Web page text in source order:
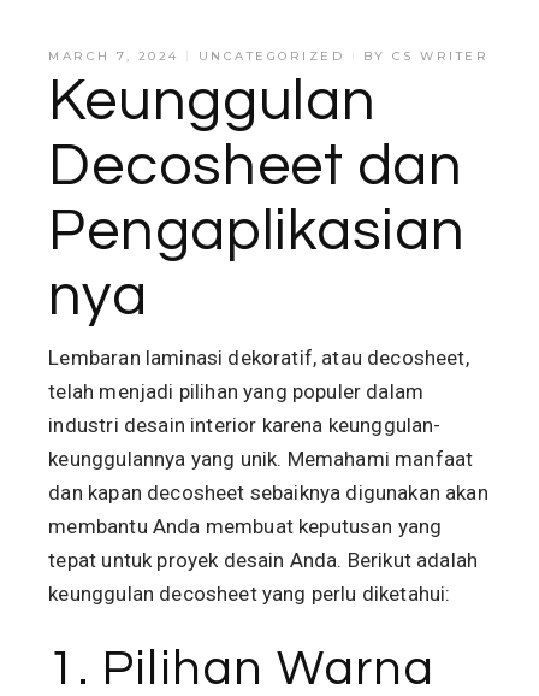
MARCH 7, 2024 UNCATEGORIZED BY CS WRITER
Keunggulan
Decosheet dan
Pengaplikasian
nya
Lembaran laminasi dekoratif, atau decosheet,
telah menjadi pilihan yang populer dalam
industri desain interior karena keunggulan-
keunggulannya yang unik. Memahami manfaat
dan kapan decosheet sebaiknya digunakan akan
membantu Anda membuat keputusan yang
tepat untuk proyek desain Anda. Berikut adalah
keunggulan decosheet yang perlu diketahui:
1. Pilihan Warna